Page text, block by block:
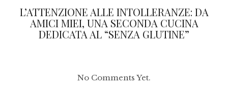
L’ATTENZIONE ALLE INTOLLERANZE: DA
AMICI MIEI, UNA SECONDA CUCINA
DEDICATA AL “SENZA GLUTINE”
No Comments Yet.